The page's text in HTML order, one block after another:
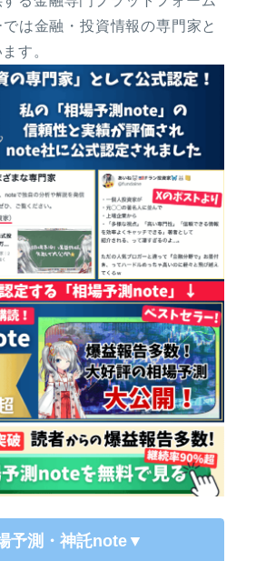
は金融・投資情報の専門家と
す。
予測・神託note ▼